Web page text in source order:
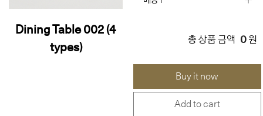
Dining Table 002 (4
types)
총 상품 금액 0 원
Buy it now
Add to cart